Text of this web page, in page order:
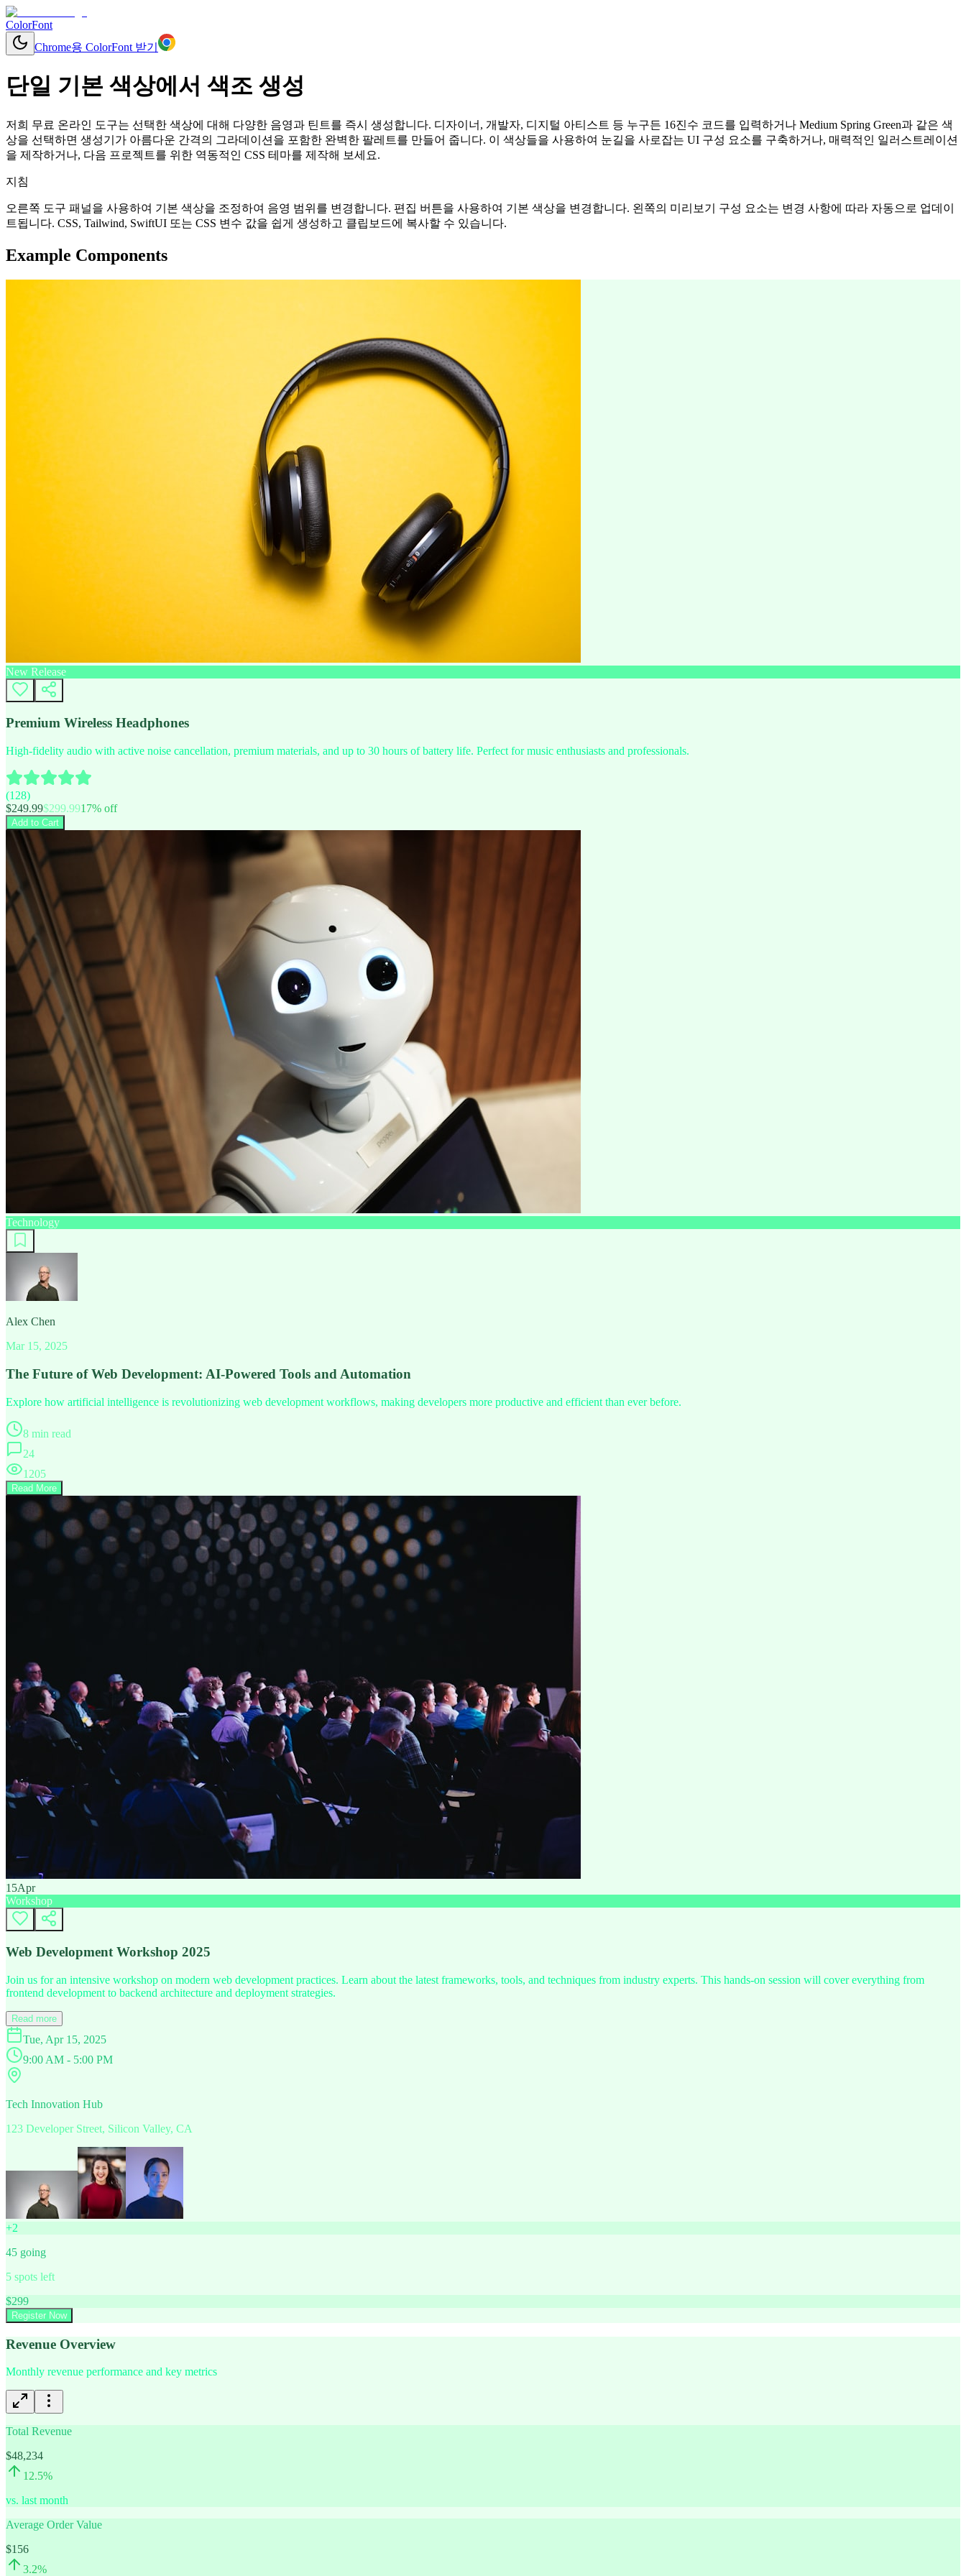
ColorFont
Chrome용 ColorFont 받기
단일 기본 색상에서 색조 생성
저희 무료 온라인 도구는 선택한 색상에 대해 다양한 음영과 틴트를 즉시 생성합니다. 디자이너, 개발자, 디지털 아티스트 등 누구든 16진수 코드를 입력하거나 Medium Spring Green과 같은 색
상을 선택하면 생성기가 아름다운 간격의 그라데이션을 포함한 완벽한 팔레트를 만들어 줍니다. 이 색상들을 사용하여 눈길을 사로잡는 UI 구성 요소를 구축하거나, 매력적인 일러스트레이션
을 제작하거나, 다음 프로젝트를 위한 역동적인 CSS 테마를 제작해 보세요.
지침
오른쪽 도구 패널을 사용하여 기본 색상을 조정하여 음영 범위를 변경합니다. 편집 버튼을 사용하여 기본 색상을 변경합니다. 왼쪽의 미리보기 구성 요소는 변경 사항에 따라 자동으로 업데이
트됩니다. CSS, Tailwind, SwiftUI 또는 CSS 변수 값을 쉽게 생성하고 클립보드에 복사할 수 있습니다.
Example Components
New Release
Premium Wireless Headphones
High-fidelity audio with active noise cancellation, premium materials, and up to 30 hours of battery life. Perfect for music enthusiasts and professionals.
(128)
$249.99$299.9917% off
Add to Cart
Technology
Alex Chen
Mar 15, 2025
The Future of Web Development: AI-Powered Tools and Automation
Explore how artificial intelligence is revolutionizing web development workflows, making developers more productive and efficient than ever before.
8 min read
24
1205
Read More
15Apr
Workshop
Web Development Workshop 2025
Join us for an intensive workshop on modern web development practices. Learn about the latest frameworks, tools, and techniques from industry experts. This hands-on session will cover everything from
frontend development to backend architecture and deployment strategies.
Read more
Tue, Apr 15, 2025
9:00 AM - 5:00 PM
Tech Innovation Hub
123 Developer Street, Silicon Valley, CA
+2
45 going
5 spots left
$299
Register Now
Revenue Overview
Monthly revenue performance and key metrics
Total Revenue
$48,234
12.5%
vs. last month
Average Order Value
$156
3.2%